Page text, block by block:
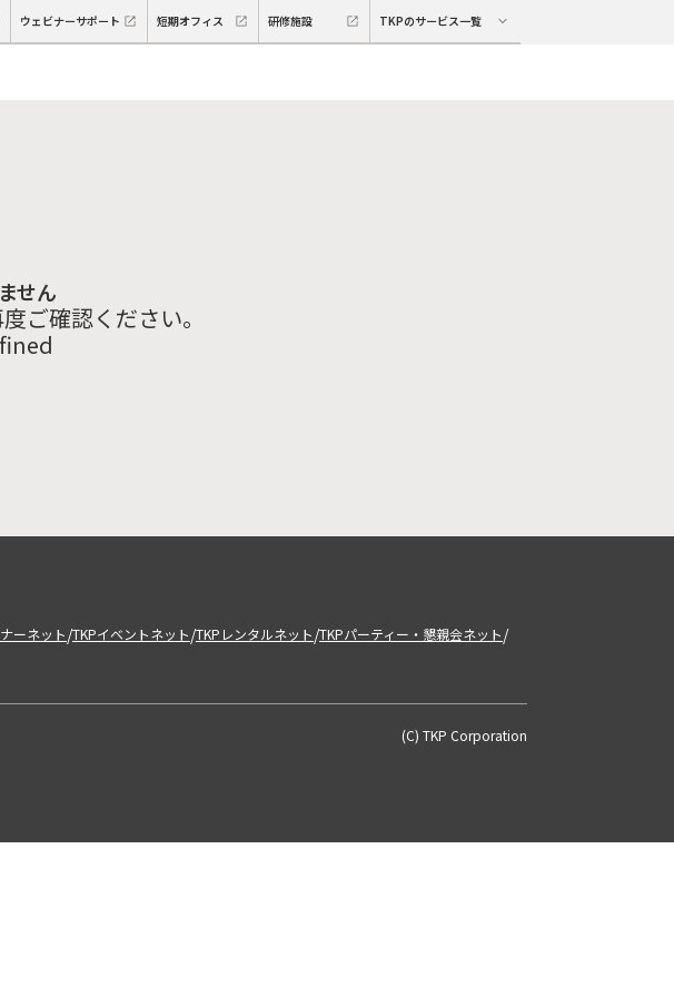
ウェビナーサポート 短期オフィス 研修施設 TKPのサービス一覧
せん
ご確認ください。
ーネット/TKPイベントネット/TKPレンタルネット/TKPパーティー・懇親会ネット/
(C) TKP Corporation